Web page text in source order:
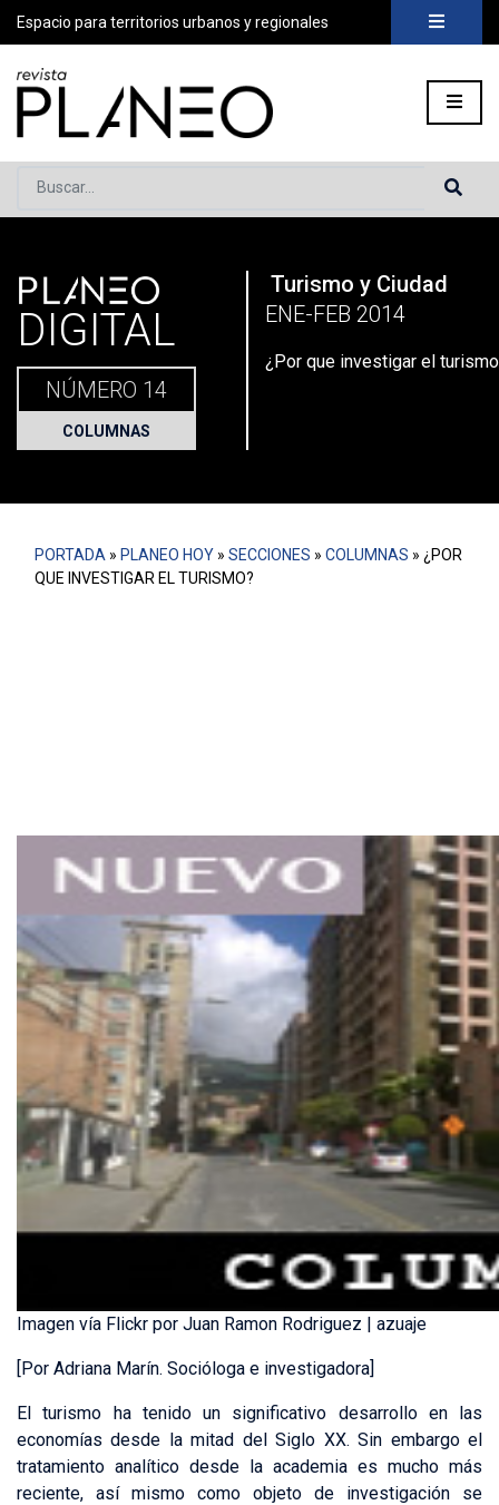
Espacio para territorios urbanos y regionales
Buscar...
Portada» Planeo Hoy Secciones»Columnas»¿Por que
PLANEO
DIGITAL
NÚMERO 14
COLUMNAS
Turismo y Ciudad
ENE-FEB 2014
¿Por que investigar el
PORTADA » PLANEO HOY » SECCIONES » COLUMNAS » ¿POR
QUE INVESTIGAR EL TURISMO?
Imagen vía Flickr por Juan Ramon Rodriguez | azuaje
[Por Adriana Marín. Socióloga e investigadora]
El turismo ha tenido un significativo desarrollo en las
economías desde la mitad del Siglo XX. Sin embargo el
tratamiento analítico desde la academia es mucho más
reciente, así mismo como objeto de investigación se